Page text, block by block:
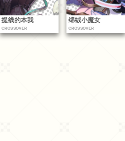
提线的本我
CROSSOVER
绵绒小魔女
CROSSOVER